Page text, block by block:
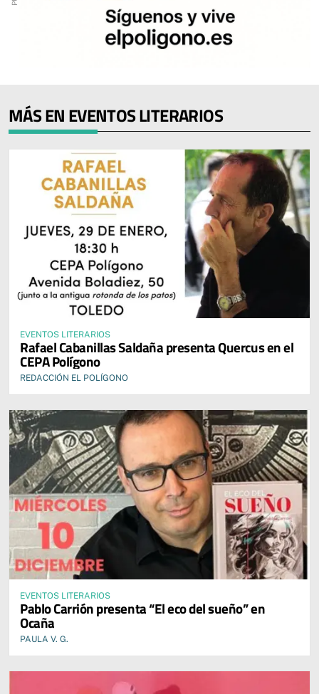
MÁS EN EVENTOS LITERARIOS
EVENTOS LITERARIOS
Rafael Cabanillas Saldaña presenta Quercus en el
CEPA Polígono
REDACCIÓN EL POLÍGONO
EVENTOS LITERARIOS
Pablo Carrión presenta “El eco del sueño” en
Ocaña
PAULA V. G.